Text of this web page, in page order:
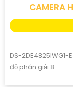
CAMERA
DS-
độ phân giải 8